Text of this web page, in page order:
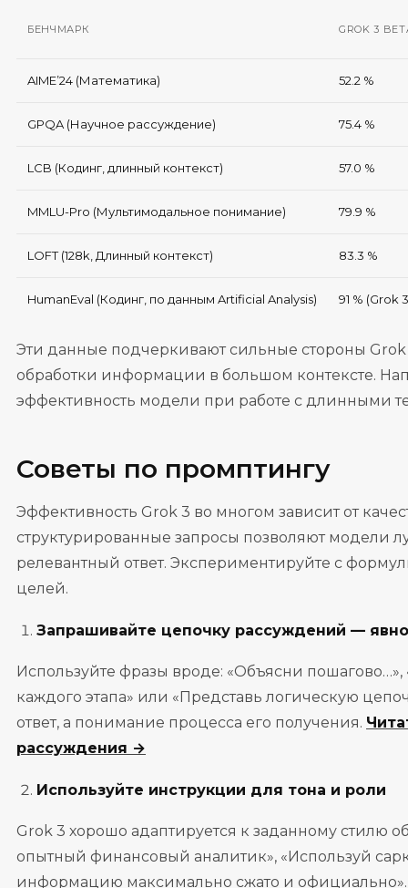
БЕНЧМАРК GROK 3
AIME’24 (Математика) 52.2 %
GPQA (Научное рассуждение) 75.4 %
LCB (Кодинг, длинный контекст) 57.0 %
MMLU-Pro (Мультимодальное понимание) 79.9 %
LOFT (128k, Длинный контекст) 83.3 %
HumanEval (Кодинг, по данным Artificial Analysis) 91 % (Grok
Эти данные подчеркивают сильные стороны
обработки информации в большом контексте.
эффективность модели при работе с длинными
Советы по промптингу
Эффективность Grok 3 во многом зависит от
структурированные запросы позволяют модели
релевантный ответ. Экспериментируйте с
целей.
Запрашивайте цепочку рассуждений — явно
Используйте фразы вроде: «Объясни
каждого этапа» или «Представь логическую
ответ, а понимание процесса его получения.
рассуждения →
Используйте инструкции для тона и роли
Grok 3 хорошо адаптируется к заданному стилю
опытный финансовый аналитик», «Используй
информацию максимально сжато и